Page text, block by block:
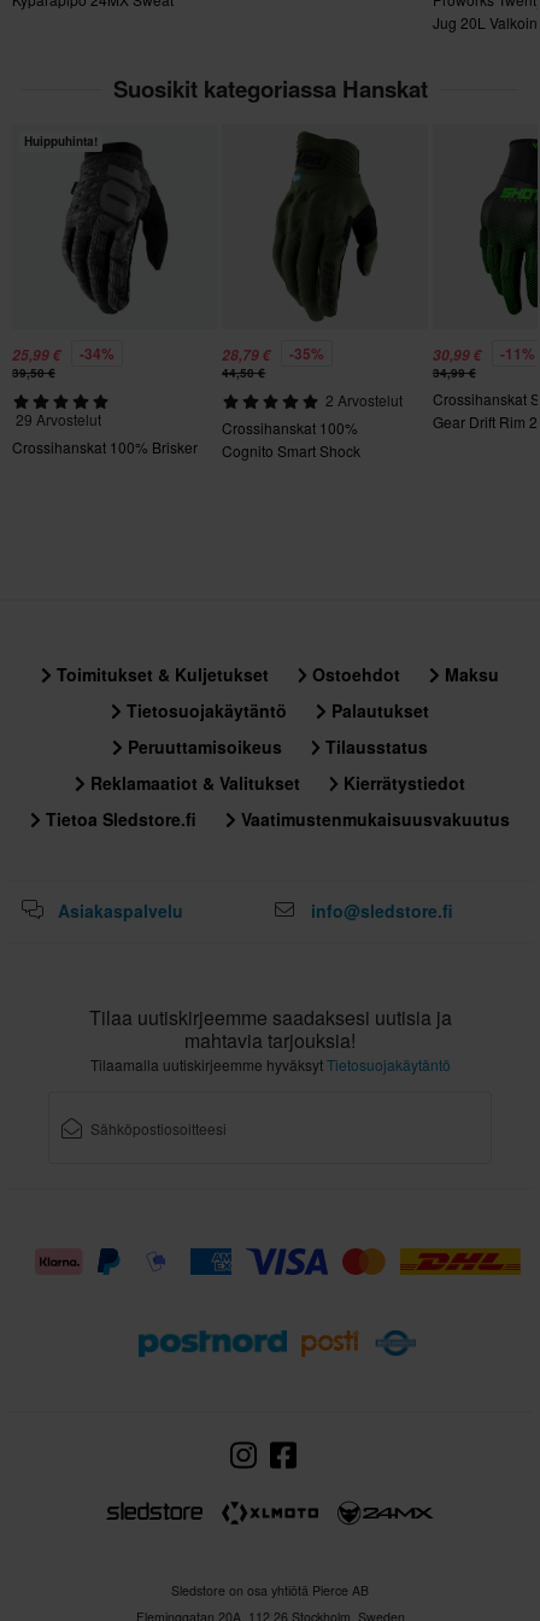
120 x 270 x 20 mm
120 x 265 x 30 mm
115 x 270 x 20 mm
Sertifiointistandardi
Ei määritelty
Palautuksesta peritään mahdolliset kulut. *Palautusoikeus ei
tuotteita. Katso lisätietoja ja ehdotasiakaspalveluosiosta
Jug 20L
Suosikit kategoriassa Hanskat
Huippuhinta!
25,99 € -34%
39,50 €
29 Arvostelut
Crossihanskat 100% Brisker
28,79 € -35%
44,50 €
2 Arvostelut
Crossihanskat 100%
Cognito Smart Shock
30,99 € -11%
34,99 €
Crossihanskat
Gear Drift Rim
Toimitukset & Kuljetukset Ostoehdot
Maksu
Tietosuojakäytäntö
Palautukset
Peruuttamisoikeus
Tilausstatus
Reklamaatiot & Valitukset
Kierrätystiedot
Tietoa Sledstore.fi
Vaatimustenmukaisuusvakuutus
Asiakaspalvelu info@sledstore.fi
Tilaa uutiskirjeemme saadaksesi uutisia ja
mahtavia tarjouksia!
Tilaamalla uutiskirjeemme hyväksytTietosuojakäytäntö
Sledstore on osa yhtiötä Pierce AB
Fleminggatan 20A, 112 26 Stockholm, Sweden